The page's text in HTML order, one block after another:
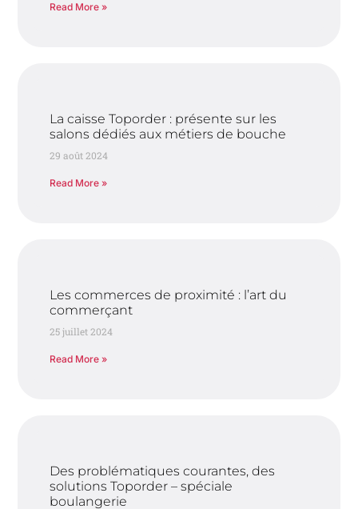
Read More »
La caisse Toporder : présente sur les
salons dédiés aux métiers de bouche
29 août 2024
Read More »
Les commerces de proximité : l’art du
commerçant
25 juillet 2024
Read More »
Des problématiques courantes, des
solutions Toporder – spéciale
boulangerie